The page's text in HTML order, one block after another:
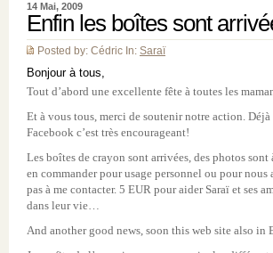
14 Mai, 2009
Enfin les boîtes sont
Posted by: Cédric In: Saraï
Bonjour à tous,
Tout d’abord une excellente fête à toutes les
Et à vous tous, merci de soutenir notre action.
Facebook c’est très encourageant!
Les boîtes de crayon sont arrivées, des photos
en commander pour usage personnel ou pour nous
pas à me contacter. 5 EUR pour aider Saraï et ses
dans leur vie…
And another good news, soon this web site also in